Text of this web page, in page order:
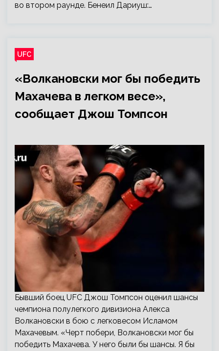
во втором раунде. Бенеил Дариуш:…
UFC
«Волкановски мог бы победить
Махачева в легком весе»,
сообщает Джош Томпсон
Бывший боец UFC Джош Томпсон оценил шансы
чемпиона полулегкого дивизиона Алекса
Волкановски в бою с легковесом Исламом
Махачевым. «Черт побери, Волкановски мог бы
победить Махачева. У него были бы шансы. Я бы